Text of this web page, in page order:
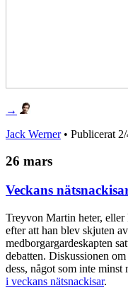
→
Jack Werner• Publicerat
26 mars
Veckans
Treyvon Martin heter, eller
efter att han blev skjuten
medborgargardeskapten
debatten. Diskussionen
dess, något som inte
i veckans nätsnackisar.